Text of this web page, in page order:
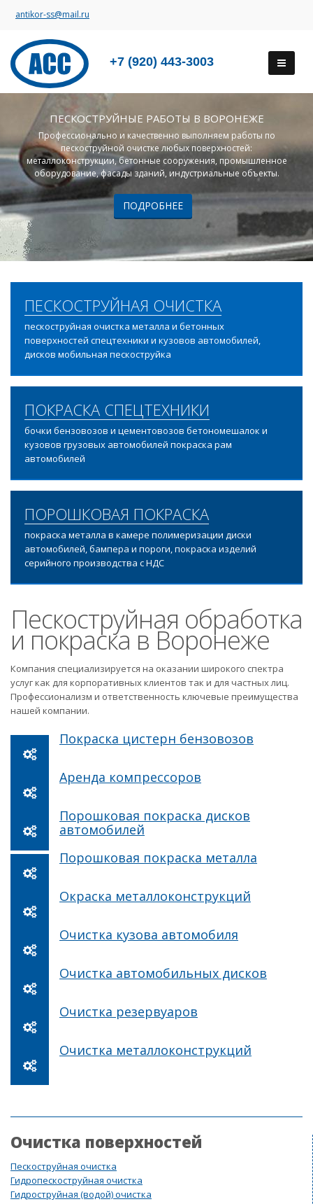
antikor-ss@mail.ru
+7 (920) 443-3003
ПЕСКОСТРУЙНЫЕ РАБОТЫ В ВОРОНЕЖЕ
Профессионально и качественно выполняем работы по
пескоструйной очистке любых поверхностей:
металлоконструкции, бетонные сооружения, промышленное
оборудование, фасады зданий, индустриальные объекты.
ПОДРОБНЕЕ
ПЕСКОСТРУЙНАЯ ОЧИСТКА
пескоструйная очистка металла и бетонных
поверхностей спецтехники и кузовов автомобилей,
дисков мобильная пескоструйка
ПОКРАСКА СПЕЦТЕХНИКИ
бочки бензовозов и цементовозов бетономешалок и
кузовов грузовых автомобилей покраска рам
автомобилей
ПОРОШКОВАЯ ПОКРАСКА
покраска металла в камере полимеризации диски
автомобилей, бампера и пороги, покраска изделий
серийного производства с НДС
Пескоструйная обработка
и покраска в Воронеже
Компания специализируется на оказании широкого спектра
услуг как для корпоративных клиентов так и для частных лиц.
Профессионализм и ответственность ключевые преимущества
нашей компании.
Покраска цистерн бензовозов
Аренда компрессоров
Порошковая покраска дисков
автомобилей
Порошковая покраска металла
Окраска металлоконструкций
Очистка кузова автомобиля
Очистка автомобильных дисков
Очистка резервуаров
Очистка металлоконструкций
Очистка поверхностей
Пескоструйная очистка
Гидропескоструйная очистка
Гидроструйная (водой) очистка